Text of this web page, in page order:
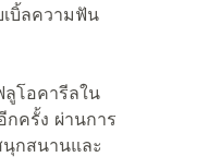
เบิ้ลความฟัน
โอคารีลใน
ครั้ง ผ่านการ
กสนานและ